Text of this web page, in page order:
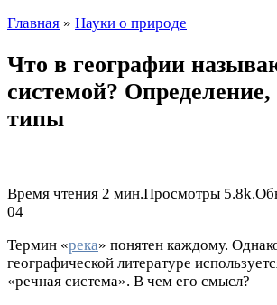
Главная » Науки о природе
Что в географии
системой?
типы
Время чтения 2 мин.Просмотры 5.8k.
04
Термин «река» понятен каждому.
географической литературе
«речная система». В чем его смысл?